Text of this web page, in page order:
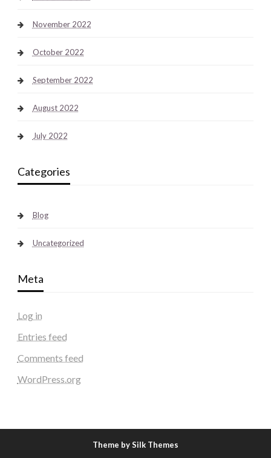
November 2022
October 2022
September 2022
August 2022
July 2022
Categories
Blog
Uncategorized
Meta
Log in
Entries feed
Comments feed
WordPress.org
Theme by Silk Themes